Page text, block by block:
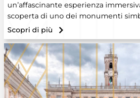
un’affascinante esperienza
scoperta di uno dei monumenti
Scopri di più